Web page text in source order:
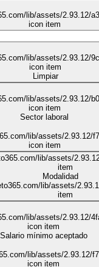
Limpiar
Sector laboral
Modalidad
Salario mínimo aceptado